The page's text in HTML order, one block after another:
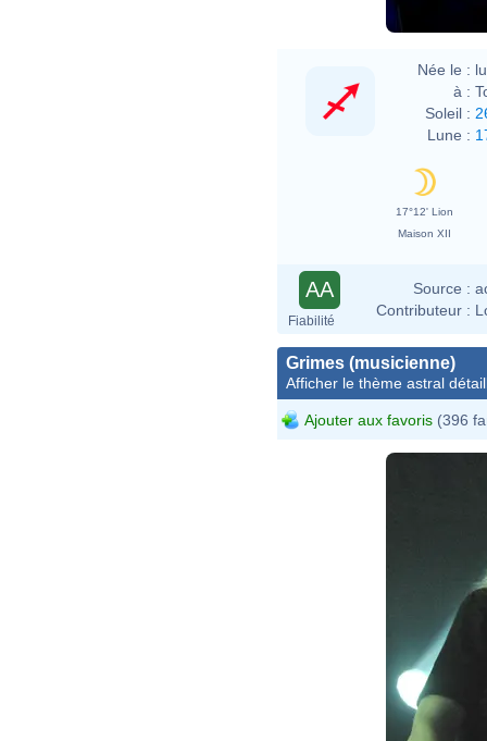
Née le :
à :
Soleil :
Lune :
17°12' Lion
Maison XII
AA
Fiabilité
Source :
Contributeur :
Grimes (musicienne)
Afficher le thème astral
Ajouter aux favoris (396